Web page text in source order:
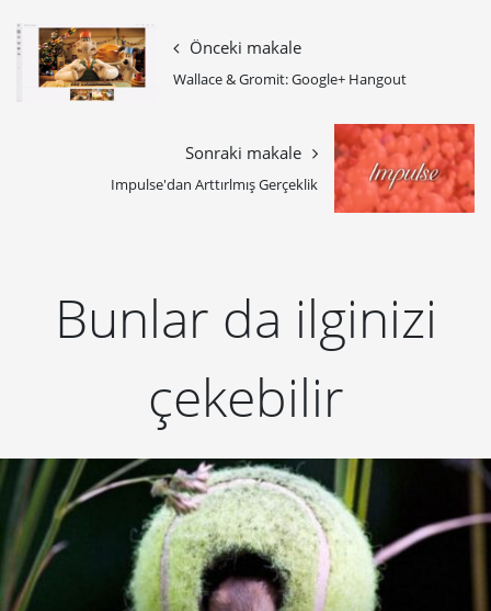
Önceki makale
Wallace & Gromit: Google+ Hangout
Sonraki makale
Impulse'dan Arttırlmış Gerçeklik
Bunlar da ilginizi
çekebilir